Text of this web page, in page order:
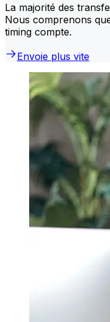
La majorité des
Nous comprenons
timing compte.
Envoie plus vite